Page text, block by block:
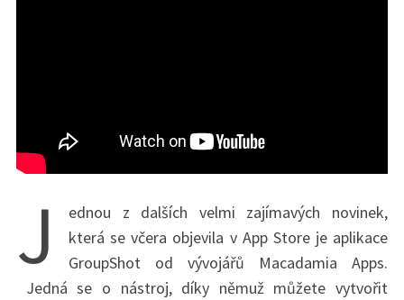
J
ednou z dalších velmi zajímavých novinek,
která se včera objevila v App Store je aplikace
GroupShot od vývojářů Macadamia Apps.
Jedná se o nástroj, díky němuž můžete vytvořit